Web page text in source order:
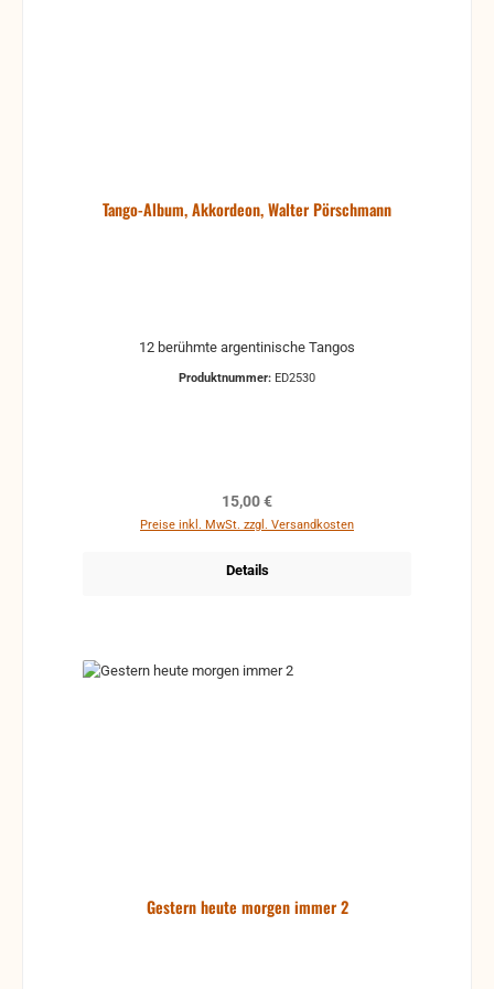
Tango-Album, Akkordeon, Walter Pörschmann
12 berühmte argentinische Tangos
Produktnummer: ED2530
Regulärer Preis:
15,00 €
Preise inkl. MwSt. zzgl. Versandkosten
Details
Gestern heute morgen immer 2